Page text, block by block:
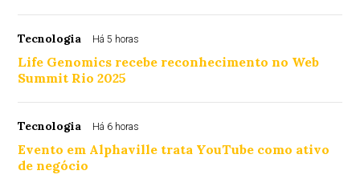
Tecnologia Há 5 horas
Life Genomics recebe reconhecimento no Web
Summit Rio 2025
Tecnologia Há 6 horas
Evento em Alphaville trata YouTube como ativo
de negócio